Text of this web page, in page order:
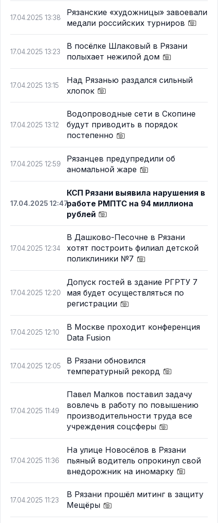
17.04.2025 13:38
Рязанские «художницы» завоевали
медали российских турниров
17.04.2025 13:23
В посёлке Шлаковый в Рязани
полыхает нежилой дом
17.04.2025 13:15
Над Рязанью раздался сильный
хлопок
17.04.2025 13:12
Водопроводные сети в Скопине
будут приводить в порядок
постепенно
17.04.2025 12:59
Рязанцев предупредили об
аномальной жаре
17.04.2025 12:47
КСП Рязани выявила нарушения в
работе РМПТС на 94 миллиона
рублей
17.04.2025 12:34
В Дашково-Песочне в Рязани
хотят построить филиал детской
поликлиники №7
17.04.2025 12:20
Допуск гостей в здание РГРТУ 7
мая будет осуществляться по
регистрации
17.04.2025 12:10
В Москве проходит конференция
Data Fusion
17.04.2025 12:05
В Рязани обновился
температурный рекорд
17.04.2025 11:49
Павел Малков поставил задачу
вовлечь в работу по повышению
производительности труда все
учреждения соцсферы
17.04.2025 11:36
На улице Новосёлов в Рязани
пьяный водитель опрокинул свой
внедорожник на иномарку
17.04.2025 11:23
В Рязани прошёл митинг в защиту
Мещёры